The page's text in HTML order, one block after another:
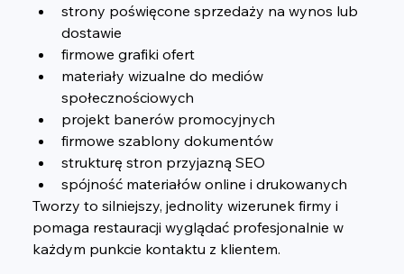
strony poświęcone sprzedaży na wynos lub
dostawie
firmowe grafiki ofert
materiały wizualne do mediów
społecznościowych
projekt banerów promocyjnych
firmowe szablony dokumentów
strukturę stron przyjazną SEO
spójność materiałów online i drukowanych
Tworzy to silniejszy, jednolity wizerunek firmy i
pomaga restauracji wyglądać profesjonalnie w
każdym punkcie kontaktu z klientem.